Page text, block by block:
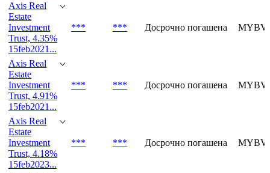
Axis Real
Estate
Investment
Trust, 4.35%
15feb2021...
*** *** Досрочно погашена
Axis Real
Estate
Investment
Trust, 4.91%
15feb2021...
*** *** Досрочно погашена
Axis Real
Estate
Investment
Trust, 4.18%
15feb2023...
*** *** Досрочно погашена